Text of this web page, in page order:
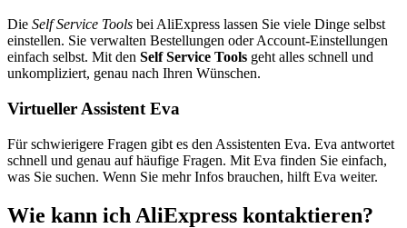
Die Self Service Tools bei AliExpress lassen Sie viele Dinge selbst
einstellen. Sie verwalten Bestellungen oder Account-Einstellungen
einfach selbst. Mit den Self Service Tools geht alles schnell und
unkompliziert, genau nach Ihren Wünschen.
Virtueller Assistent Eva
Für schwierigere Fragen gibt es den Assistenten Eva. Eva antwortet
schnell und genau auf häufige Fragen. Mit Eva finden Sie einfach,
was Sie suchen. Wenn Sie mehr Infos brauchen, hilft Eva weiter.
Wie kann ich AliExpress kontaktieren?